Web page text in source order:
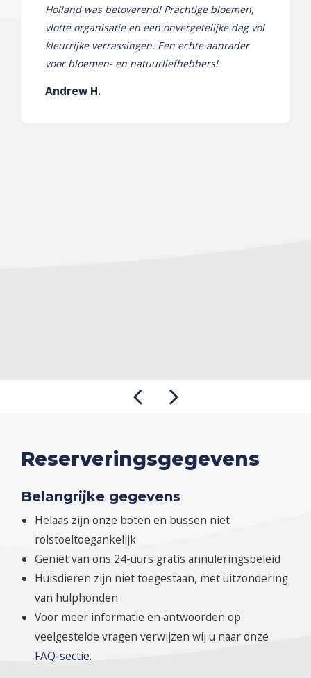
Holland was betoverend! Prachtige bloemen,
vlotte organisatie en een onvergetelijke dag vol
kleurrijke verrassingen. Een echte aanrader
voor bloemen- en natuurliefhebbers!
Andrew H.
Reserveringsgegevens
Belangrijke gegevens
Helaas zijn onze boten en bussen niet
rolstoeltoegankelijk
Geniet van ons 24-uurs gratis annuleringsbeleid
Huisdieren zijn niet toegestaan, met uitzondering
van hulphonden
Voor meer informatie en antwoorden op
veelgestelde vragen verwijzen wij u naar onze
FAQ-sectie.